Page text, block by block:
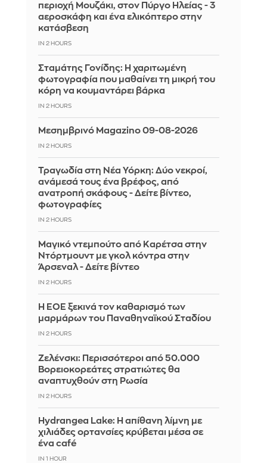
περιοχή Μουζάκι, στον Πύργο Ηλείας - 3
αεροσκάφη και ένα ελικόπτερο στην
κατάσβεση
IN 2 HOURS
Σταμάτης Γονίδης: Η χαριτωμένη
φωτογραφία που μαθαίνει τη μικρή του
κόρη να κουμαντάρει βάρκα
IN 2 HOURS
Μεσημβρινό Magazino 09-08-2026
IN 2 HOURS
Τραγωδία στη Νέα Υόρκη: Δύο νεκροί,
ανάμεσά τους ένα βρέφος, από
ανατροπή σκάφους - Δείτε βίντεο,
φωτογραφίες
IN 2 HOURS
Μαγικό ντεμπούτο από Καρέτσα στην
Ντόρτμουντ με γκολ κόντρα στην
Άρσεναλ - Δείτε βίντεο
IN 2 HOURS
Η ΕΟΕ ξεκινά τον καθαρισμό των
μαρμάρων του Παναθηναϊκού Σταδίου
IN 2 HOURS
Ζελένσκι: Περισσότεροι από 50.000
Βορειοκορεάτες στρατιώτες θα
αναπτυχθούν στη Ρωσία
IN 2 HOURS
Hydrangea Lake: Η απίθανη λίμνη με
χιλιάδες ορτανσίες κρύβεται μέσα σε
ένα café
IN 1 HOUR